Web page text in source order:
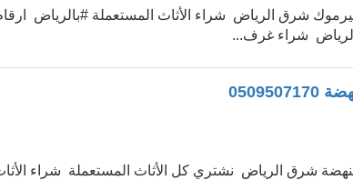
شرق الرياض شراء الأثاث المستعملة #بالرياض
شراء غرف...
شرق الرياض نشتري كل الأثاث المستعملة شراء